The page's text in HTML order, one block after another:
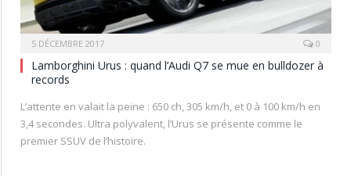
5 DÉCEMBRE 2017 0
Lamborghini Urus : quand l’Audi Q7 se mue en bulldozer à
records
L’attente en valait la peine : 650 ch, 305 km/h, et 0 à 100 km/h en
3,4 secondes. Ultra polyvalent, l’Urus se présente comme le
premier SSUV de l’histoire.